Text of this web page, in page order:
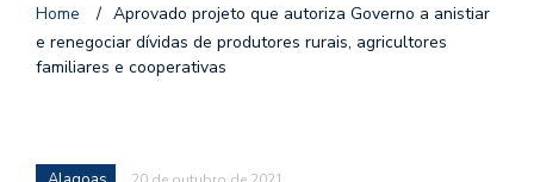
Home / Aprovado projeto que autoriza Governo a anistiar
e renegociar dívidas de produtores rurais, agricultores
familiares e cooperativas